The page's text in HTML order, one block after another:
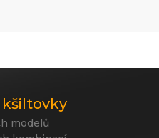
kšiltovky
modelů